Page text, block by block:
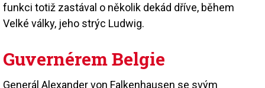
funkci totiž zastával o několik dekád dříve, během
Velké války, jeho strýc Ludwig.
Guvernérem Belgie
Generál Alexander von Falkenhausen se svým